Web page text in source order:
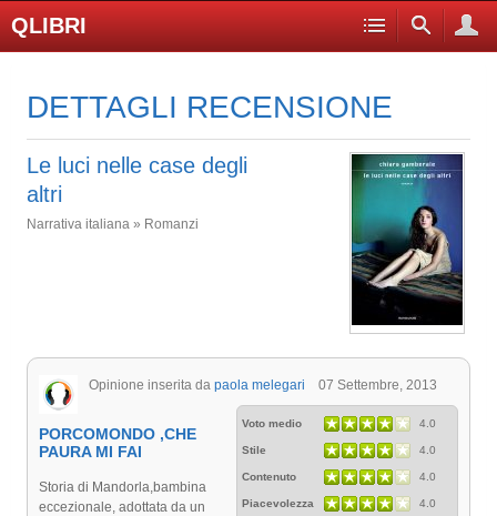
QLIBRI
DETTAGLI RECENSIONE
Le luci nelle case degli
altri
Narrativa italiana » Romanzi
Opinione inserita da paola melegari 07 Settembre, 2013
Voto medio 4.0
Stile 4.0
Contenuto 4.0
Piacevolezza 4.0
PORCOMONDO ,CHE
PAURA MI FAI
Storia di Mandorla,bambina
eccezionale, adottata da un